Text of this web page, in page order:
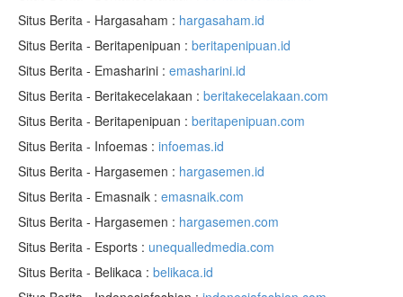
Situs Berita - Hargasaham : hargasaham.id
Situs Berita - Beritapenipuan : beritapenipuan.id
Situs Berita - Emasharini : emasharini.id
Situs Berita - Beritakecelakaan : beritakecelakaan.com
Situs Berita - Beritapenipuan : beritapenipuan.com
Situs Berita - Infoemas : infoemas.id
Situs Berita - Hargasemen : hargasemen.id
Situs Berita - Emasnaik : emasnaik.com
Situs Berita - Hargasemen : hargasemen.com
Situs Berita - Esports : unequalledmedia.com
Situs Berita - Belikaca : belikaca.id